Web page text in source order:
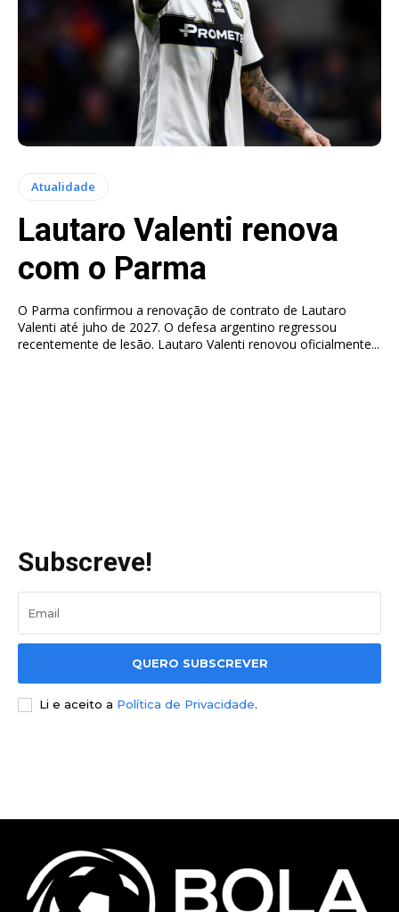
Atualidade
Lautaro Valenti renova
com o Parma
O Parma confirmou a renovação de contrato de Lautaro
Valenti até juho de 2027. O defesa argentino regressou
recentemente de lesão. Lautaro Valenti renovou oficialmente...
Subscreve!
QUERO SUBSCREVER
Li e aceito a Política de Privacidade.